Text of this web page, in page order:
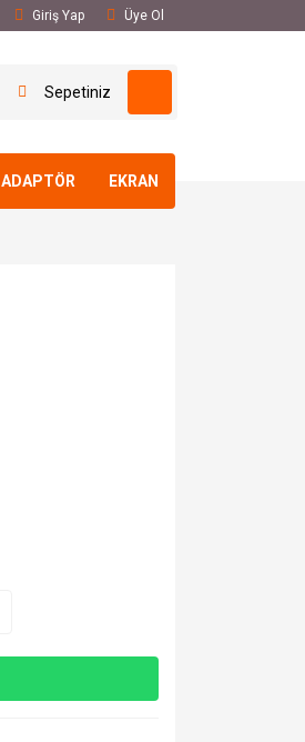
Giriş Yap Üye Ol
Sepetiniz
ADAPTÖR EKRAN